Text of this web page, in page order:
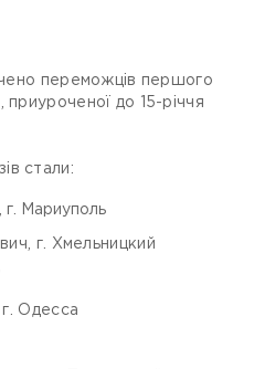
переможців першого
до 15-річчя
стали:
г. Мариуполь
г. Хмельницкий
Одесса